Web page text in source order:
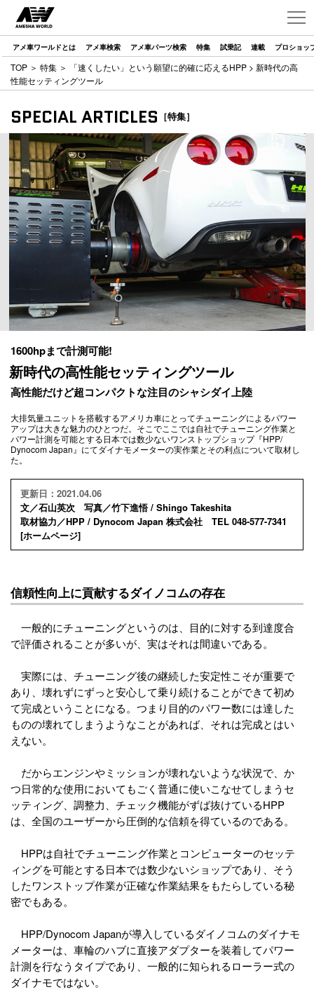
アメ車ワールドとは アメ車検索 アメ車パーツ検索 特集 試乗記 連載 プロショッ
TOP ＞ 特集 ＞ 「速くしたい」という願望に的確に応えるHPP > 新時代の高
性能セッティングツール
SPECIAL ARTICLES ［特集］
1600hpまで計測可能!
新時代の高性能セッティングツール
高性能だけど超コンパクトな注目のシャシダイ上陸
大排気量ユニットを搭載するアメリカ車にとってチューニングによるパワー
アップは大きな魅力のひとつだ。そこでここでは自社でチューニング作業と
パワー計測を可能とする日本では数少ないワンストップショップ『HPP/
Dynocom Japan』にてダイナモメーターの実作業とその利点について取材し
た。
更新日：2021.04.06
文／石山英次 写真／竹下進悟 / Shingo Takeshita
取材協力／HPP / Dynocom Japan 株式会社 TEL 048-577-7341
[ホームページ]
信頼性向上に貢献するダイノコムの存在
一般的にチューニングというのは、目的に対する到達度合
で評価されることが多いが、実はそれは間違いである。
実際には、チューニング後の継続した安定性こそが重要で
あり、壊れずにずっと安心して乗り続けることができて初め
て完成ということになる。つまり目的のパワー数には達した
ものの壊れてしまうようなことがあれば、それは完成とはい
えない。
だからエンジンやミッションが壊れないような状況で、か
つ日常的な使用においてもごく普通に使いこなせてしまうセ
ッティング、調整力、チェック機能がずば抜けているHPP
は、全国のユーザーから圧倒的な信頼を得ているのである。
HPPは自社でチューニング作業とコンピューターのセッテ
ィングを可能とする日本では数少ないショップであり、そう
したワンストップ作業が正確な作業結果をもたらしている秘
密でもある。
HPP/Dynocom Japanが導入しているダイノコムのダイナモ
メーターは、車輪のハブに直接アダプターを装着してパワー
計測を行なうタイプであり、一般的に知られるローラー式の
ダイナモではない。